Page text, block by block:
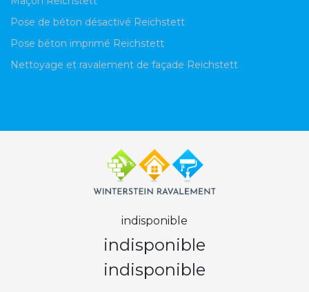
Pose de béton désactivé Reichstett
Pose béton imprimé Reichstett
Nettoyage et ravalement de façade Reichstett
indisponible
indisponible
indisponible